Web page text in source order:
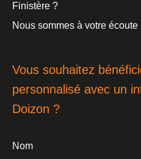
Finistère ?
Nous sommes à votre écoute
Vous souhaitez
personnalisé avec un
Doizon ?
Nom